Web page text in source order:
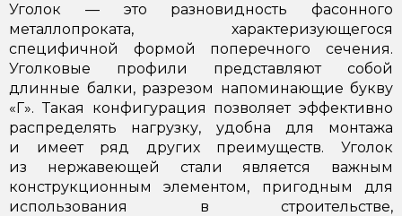
Уголок — это разновидность фасонного
металлопроката, характеризующегося
специфичной формой поперечного сечения.
Уголковые профили представляют собой
длинные балки, разрезом напоминающие букву
«Г». Такая конфигурация позволяет эффективно
распределять нагрузку, удобна для монтажа
и имеет ряд других преимуществ. Уголок
из нержавеющей стали является важным
конструкционным элементом, пригодным для
использования в строительстве,